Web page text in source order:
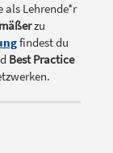
als Lehrende*r
zu
findest du
Best Practice